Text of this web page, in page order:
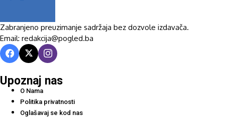
Zabranjeno preuzimanje sadržaja bez dozvole izdavača.
Email: redakcija@pogled.ba
Upoznaj nas
O Nama
Politika privatnosti
Oglašavaj se kod nas